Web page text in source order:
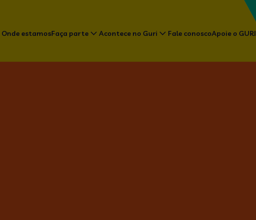
Onde estamosFaça parte Acontece no Guri Fale conoscoApoie o GURI